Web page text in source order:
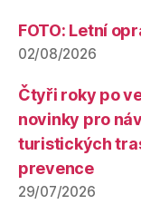
FOTO: Letní
02/08/2026
Čtyři roky po
novinky pro
turistických
prevence
29/07/2026